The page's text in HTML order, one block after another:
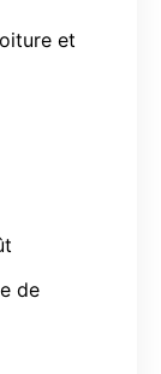
et
de